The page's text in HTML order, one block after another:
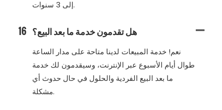
إلى 3 سنوات.
16 هل تقدمون خدمة ما بعد البيع؟
نعم! خدمة المبيعات لدينا متاحة على مدار الساعة
طوال أيام الأسبوع عبر الإنترنت، وسيقدمون لك خدمة
ما بعد البيع الفردية والحلول في حال حدوث أي
مشكلة.